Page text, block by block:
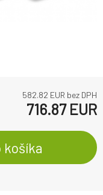
582.82 EUR bez DPH
716.87EUR
košíka